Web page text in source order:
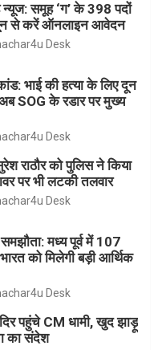
न्यूज: समूह ‘ग’ के 398 पदों
जून से करें ऑनलाइन आवेदन
Desk
भाई की हत्या के लिए दून
SOG के रडार पर मुख्य
Desk
राठौर को पुलिस ने किया
पर भी लटकी तलवार
Desk
मध्य पूर्व में 107
को मिलेगी बड़ी आर्थिक
Desk
पहुंचे CM धामी, खुद झाड़ू
का संदेश